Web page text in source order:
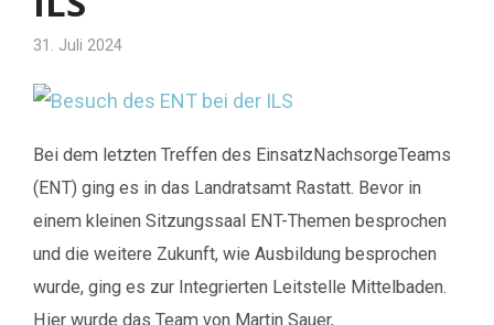
31. Juli 2024
Bei dem letzten Treffen des EinsatzNachsorgeTeams
(ENT) ging es in das Landratsamt Rastatt. Bevor in
einem kleinen Sitzungssaal ENT-Themen besprochen
und die weitere Zukunft, wie Ausbildung besprochen
wurde, ging es zur Integrierten Leitstelle Mittelbaden.
Hier wurde das Team von Martin Sauer,